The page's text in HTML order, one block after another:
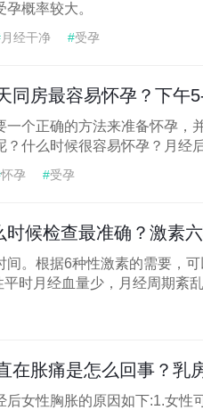
概率较大。
月经干净 #受孕
同房最容易怀孕？下午
个正确的方法来准备怀孕，
什么时候很容易怀孕？月经
怀孕 #受孕
候检查最准确？激素六
间。根据6种性激素的需要，
时月经血量少，月经周期紊
在胀痛是怎么回事？乳
后女性胸胀的原因如下:1.女性